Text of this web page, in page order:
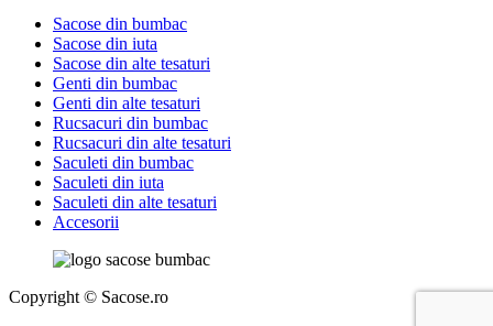
Sacose din bumbac
Sacose din iuta
Sacose din alte tesaturi
Genti din bumbac
Genti din alte tesaturi
Rucsacuri din bumbac
Rucsacuri din alte tesaturi
Saculeti din bumbac
Saculeti din iuta
Saculeti din alte tesaturi
Accesorii
Copyright © Sacose.ro